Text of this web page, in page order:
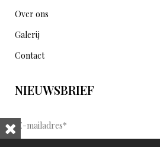
Over ons
Galerij
Contact
NIEUWSBRIEF
E
-